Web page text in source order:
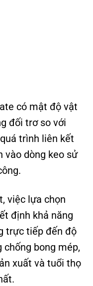
có mật độ vật
đối trơ so với
trình liên kết
vào dòng keo sử
việc lựa chọn
định khả năng
trực tiếp đến độ
chống bong mép,
xuất và tuổi thọ